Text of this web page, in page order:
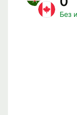
Без